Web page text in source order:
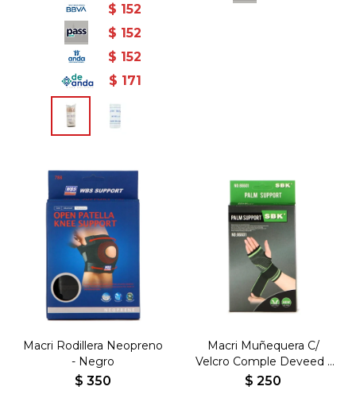
$ 152
$ 152
$ 152
$ 171
Macri Rodillera Neopreno
- Negro
$ 350
Macri Muñequera C/
Velcro Comple Deveed -
Negro
$ 250